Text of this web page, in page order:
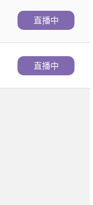
直播中
直播中